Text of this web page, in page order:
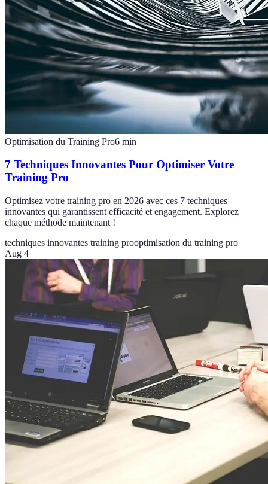
Optimisation du Training Pro6 min
7 Techniques Innovantes Pour Optimiser Votre
Training Pro
Optimisez votre training pro en 2026 avec ces 7 techniques
innovantes qui garantissent efficacité et engagement. Explorez
chaque méthode maintenant !
techniques innovantes training prooptimisation du training pro
Aug 4